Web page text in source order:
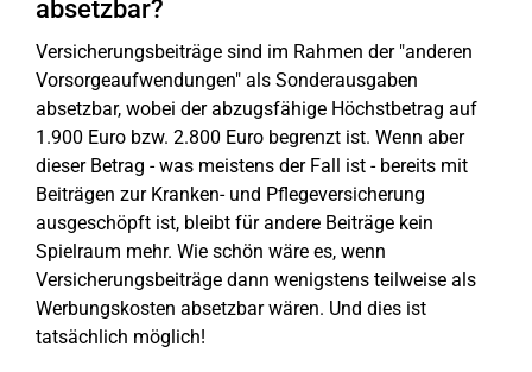
absetzbar?
Versicherungsbeiträge sind im Rahmen der "anderen
Vorsorgeaufwendungen" als Sonderausgaben
absetzbar, wobei der abzugsfähige Höchstbetrag auf
1.900 Euro bzw. 2.800 Euro begrenzt ist. Wenn aber
dieser Betrag - was meistens der Fall ist - bereits mit
Beiträgen zur Kranken- und Pflegeversicherung
ausgeschöpft ist, bleibt für andere Beiträge kein
Spielraum mehr. Wie schön wäre es, wenn
Versicherungsbeiträge dann wenigstens teilweise als
Werbungskosten absetzbar wären. Und dies ist
tatsächlich möglich!